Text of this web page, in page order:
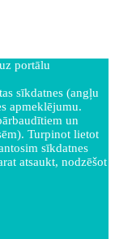
portālu
sīkdatnes (angļu
apmeklējumu.
un
Turpinot lietot
sīkdatnes
atsaukt, nodzēšot